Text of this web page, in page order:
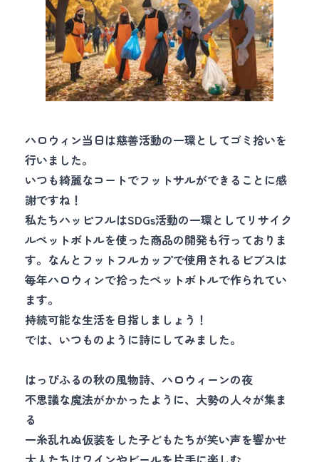
ハロウィン当日は慈善活動の一環としてゴミ拾いを
行いました。
いつも綺麗なコートでフットサルができることに感
謝ですね！
私たちハッピフルはSDGs活動の一環としてリサイク
ルペットボトルを使った商品の開発も行っておりま
す。なんとフットフルカップで使用されるビブスは
毎年ハロウィンで拾ったペットボトルで作られてい
ます。
持続可能な生活を目指しましょう！
では、いつものように詩にしてみました。
はっぴふるの秋の風物詩、ハロウィーンの夜
不思議な魔法がかかったように、大勢の人々が集ま
る
一糸乱れぬ仮装をした子どもたちが笑い声を響かせ